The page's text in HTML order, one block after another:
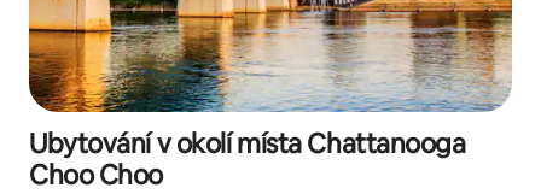
Ubytování v okolí místa Chattanooga
Choo Choo